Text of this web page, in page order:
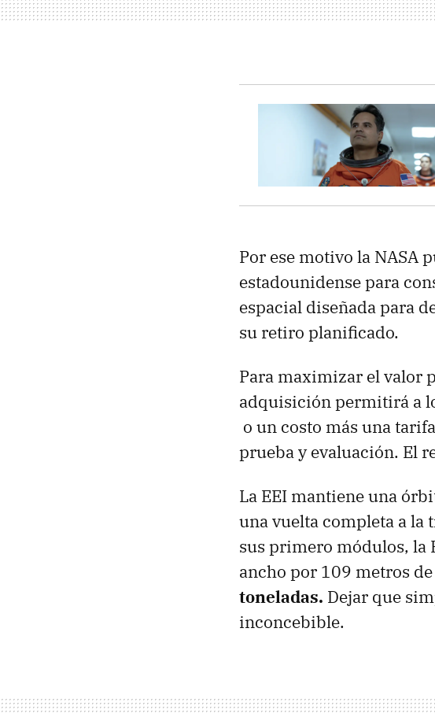
Por ese motivo la NASA
estadounidense para
espacial diseñada para
su retiro planificado.
Para maximizar el valor
adquisición permitirá a
o un costo más una
prueba y evaluación. El
La EEI mantiene una
una vuelta completa a la
sus primero módulos, la
ancho por 109 metros
toneladas. Dejar que
inconcebible.